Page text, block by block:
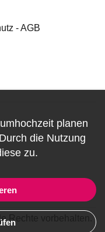
- AGB
Rechte vorbehalten.
planen
die Nutzung
zu.